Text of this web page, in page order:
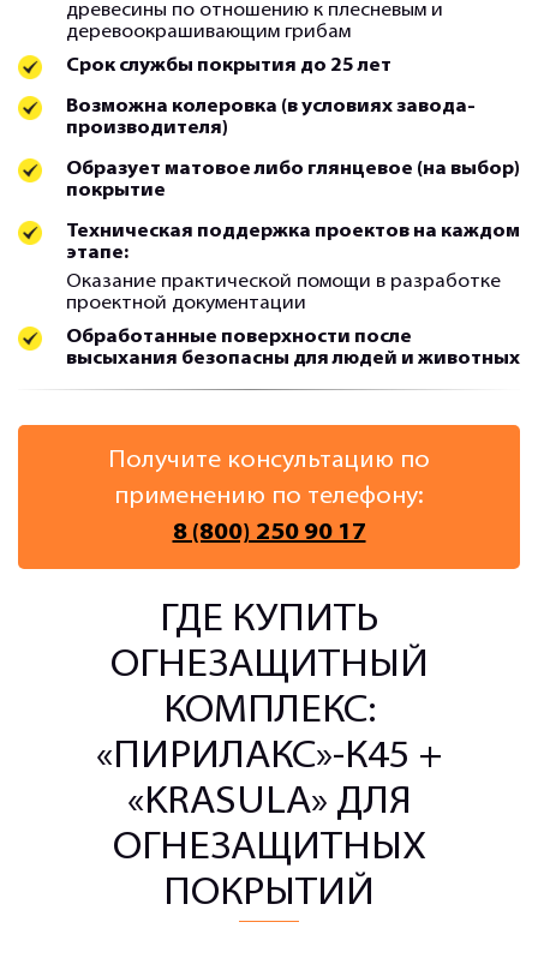
древесины по отношению к плесневым и
деревоокрашивающим грибам
Срок службы покрытия до 25 лет
Возможна колеровка (в условиях завода-
производителя)
Образует матовое либо глянцевое (на выбор)
покрытие
Техническая поддержка проектов на каждом
этапе:
Оказание практической помощи в разработке
проектной документации
Обработанные поверхности после
высыхания безопасны для людей и животных
Получите консультацию по
применению по телефону:
8 (800) 250 90 17
ГДЕ КУПИТЬ
ОГНЕЗАЩИТНЫЙ
КОМПЛЕКС:
«ПИРИЛАКС»-К45 +
«KRASULA» ДЛЯ
ОГНЕЗАЩИТНЫХ
ПОКРЫТИЙ